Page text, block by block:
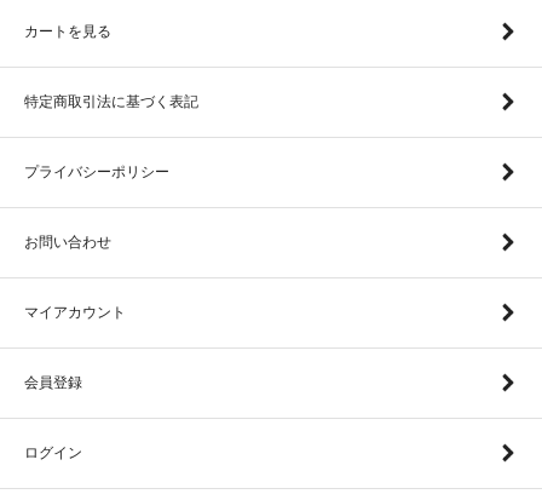
カートを見る
特定商取引法に基づく表記
プライバシーポリシー
お問い合わせ
マイアカウント
会員登録
ログイン